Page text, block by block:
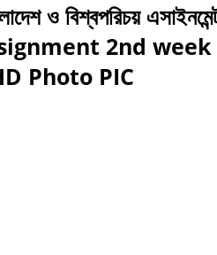
ও বিশ্বপরিচয়
2nd week
Photo PIC